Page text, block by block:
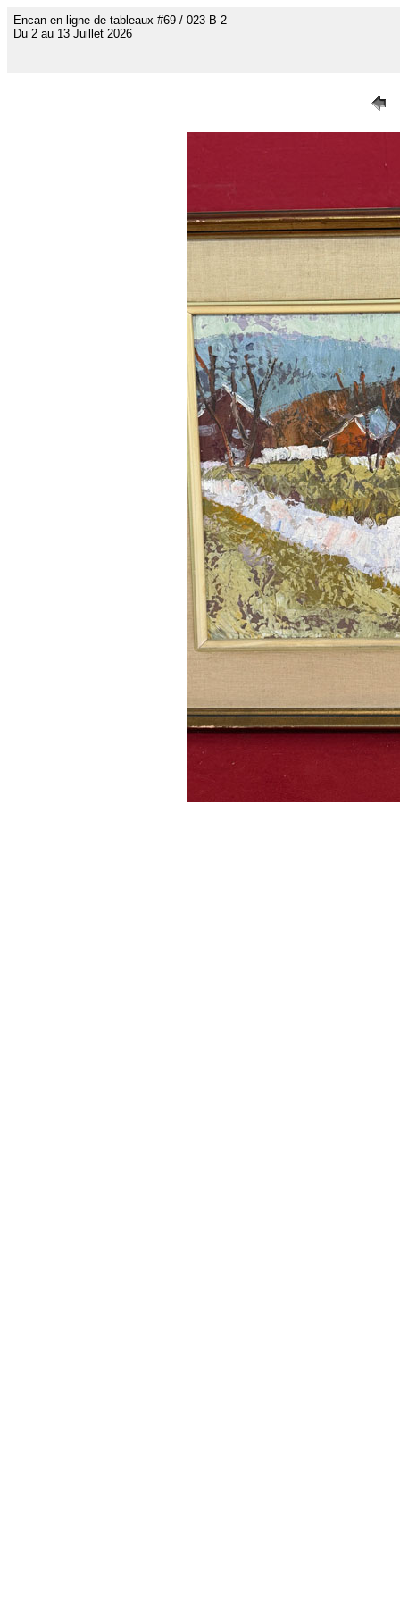
Encan en ligne de tableaux #69 / 023-B-2
Du 2 au 13 Juillet 2026